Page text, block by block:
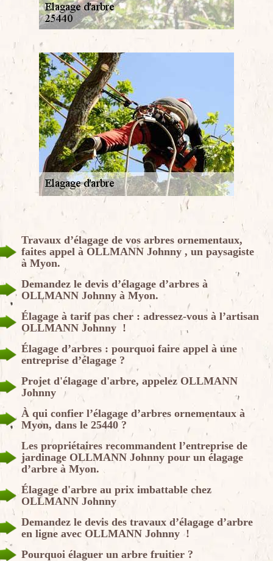
Travaux d’élagage de vos arbres ornementaux,
faites appel à OLLMANN Johnny , un paysagiste
à Myon.
Demandez le devis d’élagage d’arbres à
OLLMANN Johnny à Myon.
Élagage à tarif pas cher : adressez-vous à l’artisan
OLLMANN Johnny !
Élagage d’arbres : pourquoi faire appel à une
entreprise d’élagage ?
Projet d'élagage d'arbre, appelez OLLMANN
Johnny
À qui confier l’élagage d’arbres ornementaux à
Myon, dans le 25440 ?
Les propriétaires recommandent l’entreprise de
jardinage OLLMANN Johnny pour un élagage
d’arbre à Myon.
Élagage d'arbre au prix imbattable chez
OLLMANN Johnny
Demandez le devis des travaux d’élagage d’arbre
en ligne avec OLLMANN Johnny !
Pourquoi élaguer un arbre fruitier ?